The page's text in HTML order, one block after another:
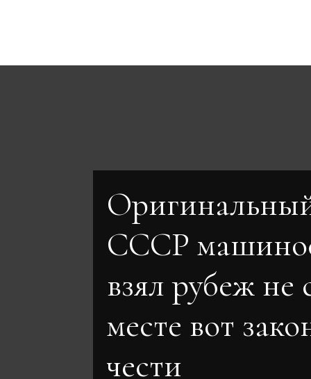
СССР
взял рубеж не
месте вот
чести